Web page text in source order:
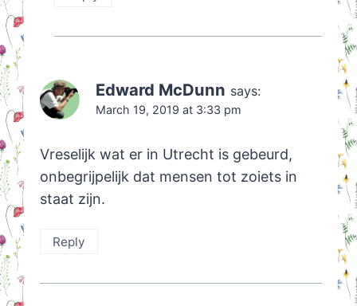
Edward McDunn says:
March 19, 2019 at 3:33 pm
Vreselijk wat er in Utrecht is gebeurd,
onbegrijpelijk dat mensen tot zoiets in
staat zijn.
Reply